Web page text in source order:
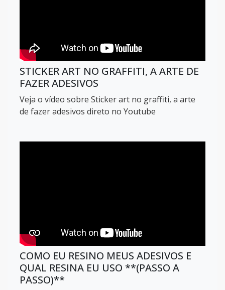
STICKER ART NO GRAFFITI, A ARTE DE
FAZER ADESIVOS
Veja o vídeo sobre Sticker art no graffiti, a arte
de fazer adesivos direto no Youtube
COMO EU RESINO MEUS ADESIVOS E
QUAL RESINA EU USO **(PASSO A
PASSO)**